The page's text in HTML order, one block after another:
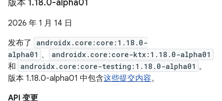
版本 1.18.0-alpha01
2026 年 1 月 14 日
发布了
androidx.core:core:1.18.0-
alpha01 、 androidx.core:core-ktx:1.18.0-alpha01
和 androidx.core:core-testing:1.18.0-alpha01 。
版本 1.18.0-alpha01 中包含这些提交内容。
API 变更